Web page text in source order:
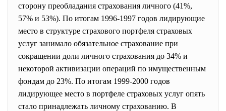
сторону преобладания страхования личного (41%,
57% и 53%). По итогам 1996-1997 годов лидирующие
место в структуре страхового портфеля страховых
услуг занимало обязательное страхование при
сокращении доли личного страхования до 34% и
некоторой активизации операций по имущественным
фондам до 23%. По итогам 1999-2000 годов
лидирующее место в портфеле страховых услуг опять
стало принадлежать личному страхованию. В